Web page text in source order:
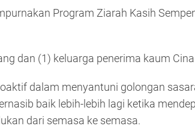
Program Ziarah Kasih
dan (1) keluarga penerima kaum
dalam menyantuni golongan
baik lebih-lebih lagi ketika
dari semasa ke semasa.